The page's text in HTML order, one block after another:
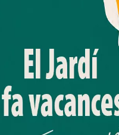
nosaltres fem servir
per emmagatzemar,
personals com la seva
seu consentiment o
dades basat en interessos
fent clic a "Ajustos de
privacitat en aquest lloc
el teu consentiment
Acceptar